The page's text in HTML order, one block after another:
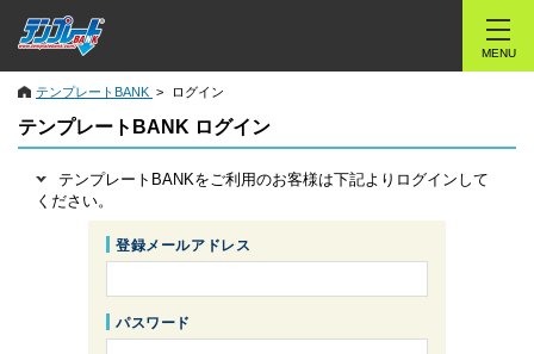
MENU
テンプレートBANK ログイン
テンプレートBANK ログイン
テンプレートBANKをご利用のお客様は下記よりログインして
ください。
登録メールアドレス
パスワード